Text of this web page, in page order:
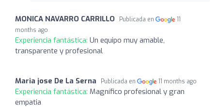
MONICA NAVARRO CARRILLO Publicada en
11
months ago
Experiencia fantástica: Un equipo muy amable,
transparente y profesional
Maria jose De La Serna Publicada en 11 months ago
Experiencia fantástica: Magnífico profesional y gran
empatia